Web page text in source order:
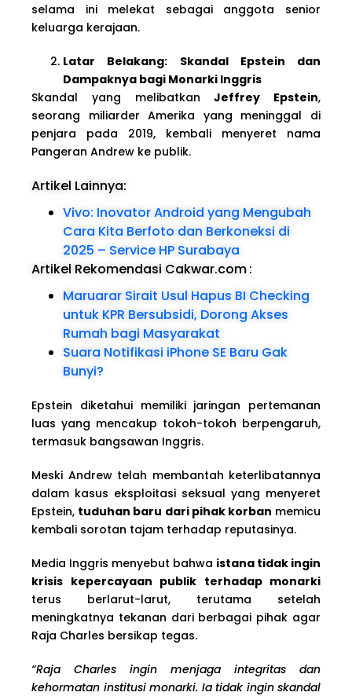
selama ini melekat sebagai anggota senior
keluarga kerajaan.
Latar Belakang: Skandal Epstein dan
Dampaknya bagi Monarki Inggris
Skandal yang melibatkanJeffrey Epstein,
seorang miliarder Amerika yang meninggal di
penjara pada 2019, kembali menyeret nama
Pangeran Andrew ke publik.
Artikel Lainnya:
Vivo: Inovator Android yang Mengubah
Cara Kita Berfoto dan Berkoneksi di
2025 – Service HP Surabaya
Artikel Rekomendasi Cakwar.com:
Maruarar Sirait Usul Hapus BI Checking
untuk KPR Bersubsidi, Dorong Akses
Rumah bagi Masyarakat
Suara Notifikasi iPhone SE Baru Gak
Bunyi?
Epstein diketahui memiliki jaringan pertemanan
luas yang mencakup tokoh-tokoh berpengaruh,
termasuk bangsawan Inggris.
Meski Andrew telah membantah keterlibatannya
dalam kasus eksploitasi seksual yang menyeret
Epstein, tuduhan baru dari pihak korban memicu
kembali sorotan tajam terhadap reputasinya.
Media Inggris menyebut bahwa istana tidak ingin
krisis kepercayaan publik terhadap monarki
terus berlarut-larut, terutama setelah
meningkatnya tekanan dari berbagai pihak agar
Raja Charles bersikap tegas.
“Raja Charles ingin menjaga integritas dan
kehormatan institusi monarki. Ia tidak ingin skandal